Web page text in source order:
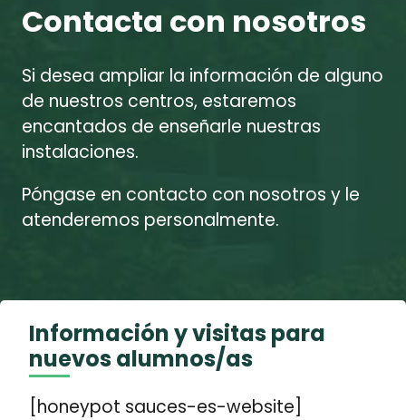
Contacta con nosotros
Si desea ampliar la información de alguno
de nuestros centros, estaremos
encantados de enseñarle nuestras
instalaciones.
Póngase en contacto con nosotros y le
atenderemos personalmente.
Información y visitas para
nuevos alumnos/as
[honeypot sauces-es-website]